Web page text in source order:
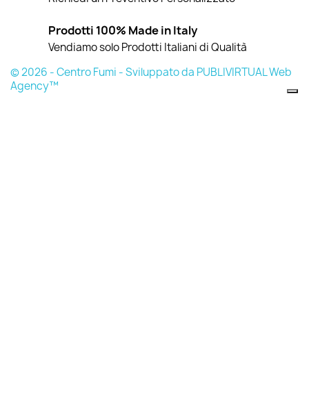
Prodotti 100% Made in Italy
Vendiamo solo Prodotti Italiani di Qualità
© 2026 - Centro Fumi - Sviluppato da PUBLIVIRTUAL Web
Agency™